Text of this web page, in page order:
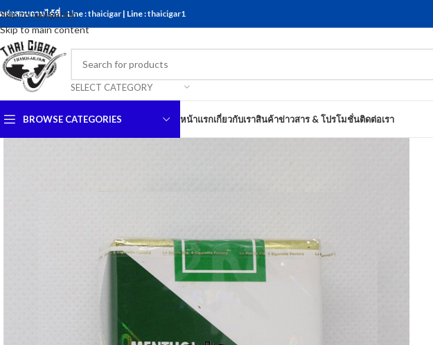
Skip to navigation
Skip to main content
ต่อสอบถามได้ที่ .. Line :thaicigar | Line :thaicigar1
SELECT CATEGORY
BROWSE CATEGORIES หน้าแรกเกี่ยวกับเราสินค้าข่าวสาร & โปรโมชั่นติดต่อเรา